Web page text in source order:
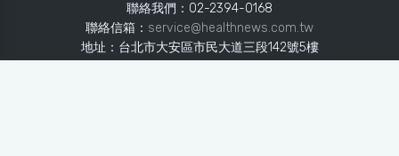
聯絡我們：02-2394-0168
聯絡信箱： service@healthnews.com.tw
地址：台北市大安區市民大道三段142號5樓